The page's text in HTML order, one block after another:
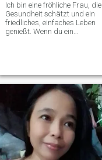
Ich bin eine fröhliche Frau, die
Gesundheit schätzt und ein
friedliches, einfaches Leben
genießt. Wenn du ein
nach der gleichen Art von
Beziehung suchst, fühl dich
frei, mich zu erreichen und
mich besser kennenzulernen.